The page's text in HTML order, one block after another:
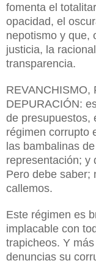
fomenta el
opacidad, el
nepotismo y que,
justicia, la
transparencia.
REVANCHISMO,
DEPURACIÓN:
de presupuestos,
régimen corrupto
las bambalinas
representación; y
Pero debe saber;
callemos.
Este régimen es
implacable con
trapicheos. Y
denuncias su